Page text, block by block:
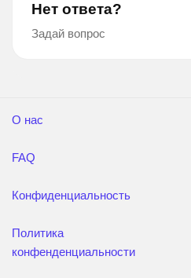
Нет ответа?
Задай вопрос
О нас
FAQ
Конфиденциальность
Политика
конфенденциальности